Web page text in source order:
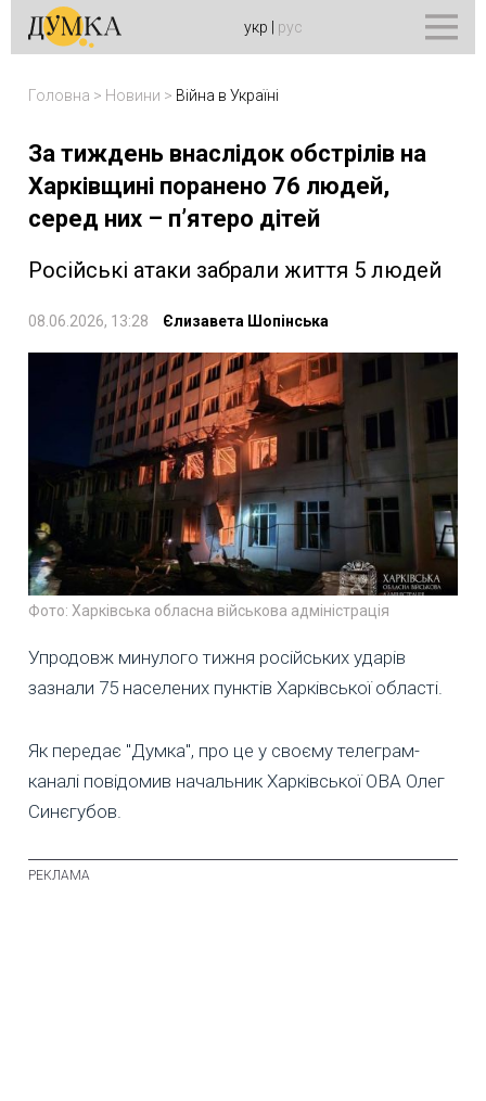
укр рус
Головна > Новини > Війна в Україні
За тиждень внаслідок обстрілів на
Харківщині поранено 76 людей,
серед них – п’ятеро дітей
Російські атаки забрали життя 5 людей
08.06.2026, 13:28 Єлизавета Шопінська
Фото: Харківська обласна військова адміністрація
Упродовж минулого тижня російських ударів
зазнали 75 населених пунктів Харківської області.
Як передає "Думка", про це у своєму телеграм-
каналі повідомив начальник Харківської ОВА Олег
Синєгубов.